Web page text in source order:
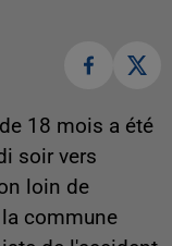
18 mois a été
soir vers
loin de
commune